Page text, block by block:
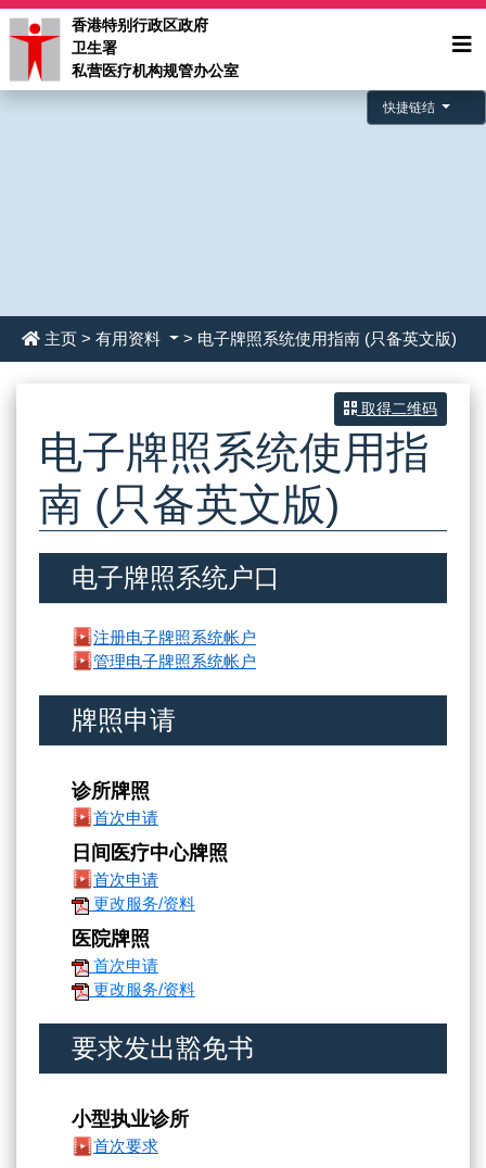
香港特别行政区政府
卫生署
私营医疗机构规管办公室
快捷链结
主页 > 有用资料 > 电子牌照系统使用指南 (只备英文版)
取得二维码
电子牌照系统使用指
南 (只备英文版)
电子牌照系统户口
注册电子牌照系统帐户
管理电子牌照系统帐户
牌照申请
诊所牌照
首次申请
日间医疗中心牌照
首次申请
更改服务/资料
医院牌照
首次申请
更改服务/资料
要求发出豁免书
小型执业诊所
首次要求